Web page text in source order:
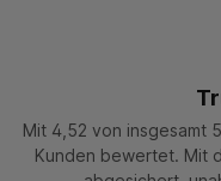
Mit 4,52 von insgesamt
Kunden bewertet. Mit